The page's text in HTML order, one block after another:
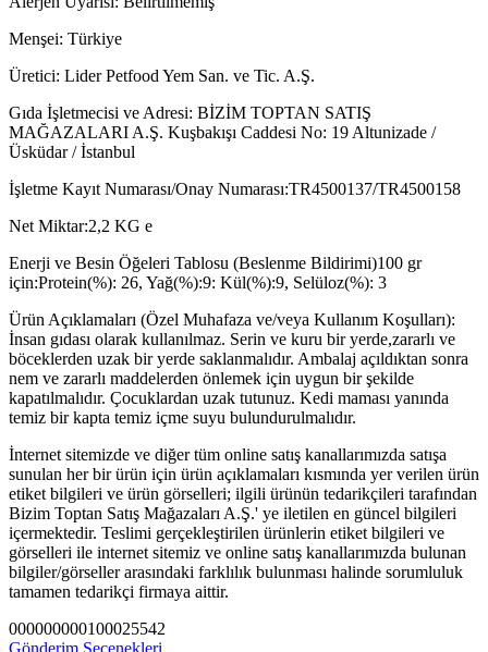
Menşei: Türkiye
Üretici: Lider Petfood Yem San. ve Tic. A.Ş.
Gıda İşletmecisi ve Adresi: BİZİM TOPTAN SATIŞ
MAĞAZALARI A.Ş. Kuşbakışı Caddesi No: 19 Altunizade /
Üsküdar / İstanbul
İşletme Kayıt Numarası/Onay Numarası:TR4500137/TR4500158
Net Miktar:2,2 KG e
Enerji ve Besin Öğeleri Tablosu (Beslenme Bildirimi)100 gr
için:Protein(%): 26, Yağ(%):9: Kül(%):9, Selüloz(%): 3
Ürün Açıklamaları (Özel Muhafaza ve/veya Kullanım Koşulları):
İnsan gıdası olarak kullanılmaz. Serin ve kuru bir yerde,zararlı ve
böceklerden uzak bir yerde saklanmalıdır. Ambalaj açıldıktan sonra
nem ve zararlı maddelerden önlemek için uygun bir şekilde
kapatılmalıdır. Çocuklardan uzak tutunuz. Kedi maması yanında
temiz bir kapta temiz içme suyu bulundurulmalıdır.
İnternet sitemizde ve diğer tüm online satış kanallarımızda satışa
sunulan her bir ürün için ürün açıklamaları kısmında yer verilen ürün
etiket bilgileri ve ürün görselleri; ilgili ürünün tedarikçileri tarafından
Bizim Toptan Satış Mağazaları A.Ş.' ye iletilen en güncel bilgileri
içermektedir. Teslimi gerçekleştirilen ürünlerin etiket bilgileri ve
görselleri ile internet sitemiz ve online satış kanallarımızda bulunan
bilgiler/görseller arasındaki farklılık bulunması halinde sorumluluk
tamamen tedarikçi firmaya aittir.
000000000100025542
Gönderim Seçenekleri